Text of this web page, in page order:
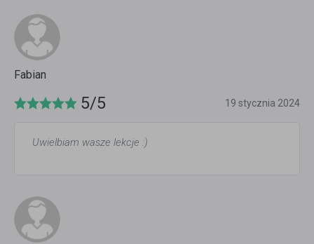
Fabian
5/5 19 stycznia 2024
Uwielbiam wasze lekcje :)